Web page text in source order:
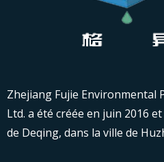
Zhejiang Fujie Environmental
Ltd. a été créée en juin 2016
de Deqing, dans la ville de